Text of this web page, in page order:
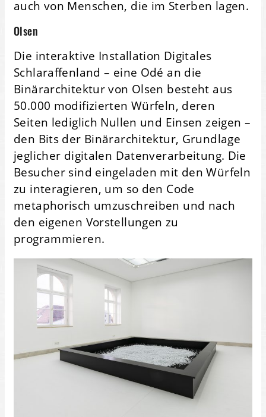
auch von Menschen, die im Sterben lagen.
Olsen
Die interaktive Installation Digitales
Schlaraffenland – eine Odé an die
Binärarchitektur von Olsen besteht aus
50.000 modifizierten Würfeln, deren
Seiten lediglich Nullen und Einsen zeigen –
den Bits der Binärarchitektur, Grundlage
jeglicher digitalen Datenverarbeitung. Die
Besucher sind eingeladen mit den Würfeln
zu interagieren, um so den Code
metaphorisch umzuschreiben und nach
den eigenen Vorstellungen zu
programmieren.